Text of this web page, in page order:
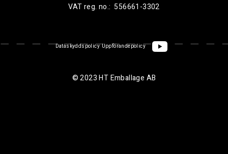
VAT reg. no.: 556661-3302
Dataskyddspolicy Uppförandepolicy
© 2023 HT Emballage AB